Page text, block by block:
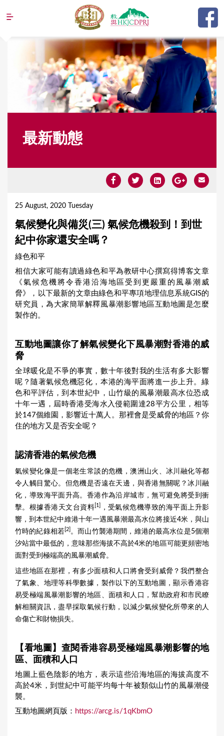
Jump to navigation
最新動態
25 August, 2020 Tuesday
氣候變化與備災(三) 氣候危機殺到！到世
紀中你家還安全嗎？
綠色和平
相信大家可能有讀過綠色和平為教研中心撰寫得博客文章
《氣候危機將令香港沿海地區受到更嚴重的風暴潮威
脅》，以下最新的文章由綠色和平專項地理信息系統GIS的
研究員，為大家簡單解釋風暴潮影響地區互動地圖是怎麼
製作的。
互動地圖讓你了解氣候變化下風暴潮對香港的威
脅
全球暖化是不爭的事實，數十年後對我的生活有多大影響
呢？隨著氣候危機惡化，本港的海平面將進一步上升。綠
色和平評估，到本世紀中，山竹級的風暴潮最高水位恐成
十年一遇，屆時香港受海水入侵範圍達28平方公里，相等
於147個維園，影響近十萬人。那裡會是受威脅的地區？你
住的地方又是否安全呢？
認清香港的氣候危機
氣候變化像是一個老生常談的危機，澳洲山火、冰川融化等都
令人觸目驚心。但危機是否遠在天邊，與香港無關呢？冰川融
化，導致海平面升高。香港作為沿岸城市，無可避免將受到衝
擊。根據香港天文台資料 [1]
，受氣候危機導致的海平面上升影
響，到本世紀中維港十年一遇風暴潮最高水位將接近4米，與山
竹時的紀錄相若 [2] 。而山竹襲港期間，維港的最高水位是5個潮
汐站當中最低的，意味那些海拔不高於4米的地區可能更頻密地
面對受到極端高的風暴潮威脅。
這些地區在那裡，有多少面積和人口將會受到威脅？我們整合
了氣象、地理等科學數據，製作以下的互動地圖，顯示香港容
易受極端風暴潮影響的地區、面積和人口，幫助政府和市民瞭
解相關資訊，盡早採取氣候行動，以減少氣候變化所帶來的人
命傷亡和財物損失。
【看地圖】查閱香港容易受極端風暴潮影響的地
區、面積和人口
地圖上藍色陰影的地方，表示這些沿海地區的海拔高度不
高於4米，到世紀中可能平均每十年被類似山竹的風暴潮侵
襲。
互動地圖網頁版： https://arcg.is/1qKbmO